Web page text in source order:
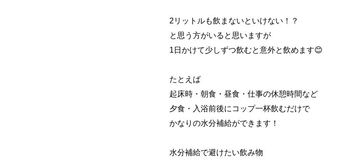
2リットルも飲まないといけない！？
と思う方がいると思いますが
1日かけて少しずつ飲むと意外と飲めます😊
たとえば
起床時・朝食・昼食・仕事の休憩時間など
夕食・入浴前後にコップ一杯飲むだけで
かなりの水分補給ができます！
水分補給で避けたい飲み物